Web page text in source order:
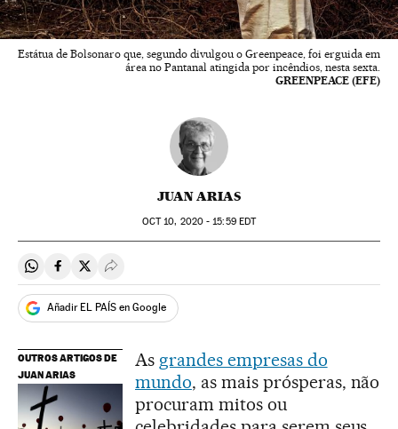
Estátua de Bolsonaro que, segundo divulgou o Greenpeace, foi erguida em
área no Pantanal atingida por incêndios, nesta sexta.
GREENPEACE (EFE)
JUAN ARIAS
OCT10, 2020 - 15:59EDT
Compartir en Whatsapp
Compartir en Facebook
Compartir en Twitter
Desplegar Redes Sociales
Añadir EL PAÍS en Google
OUTROS ARTIGOS DE
JUAN ARIAS
As grandes empresas do
mundo, as mais prósperas, não
procuram mitos ou